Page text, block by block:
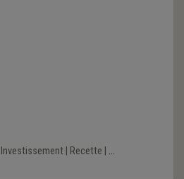
Investissement| Recette ...